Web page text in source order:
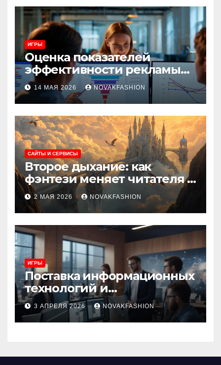
ИГРЫ
Оценка показателей
эффективности рекламы
при атрибуции
множественных точек
касания
14 МАЯ 2026 NOVAKFASHION
САЙТЫ И СЕРВИСЫ
Второе дыхание: как
фэнтези меняет читателя и
культуру
2 МАЯ 2026 NOVAKFASHION
ИГРЫ
Поставка информационных
технологий и
инновационные решения
3 АПРЕЛЯ 2026 NOVAKFASHION